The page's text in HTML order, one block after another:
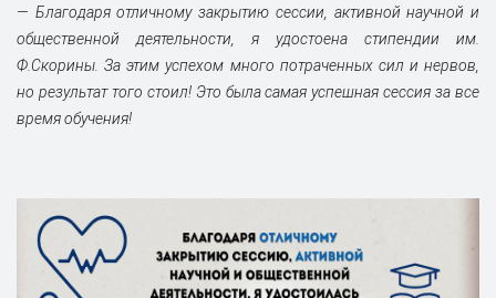
— Благодаря отличному закрытию сессии, активной научной и
общественной деятельности, я удостоена стипендии им.
Ф.Скорины. За этим успехом много потраченных сил и нервов,
но результат того стоил! Это была самая успешная сессия за все
время обучения!